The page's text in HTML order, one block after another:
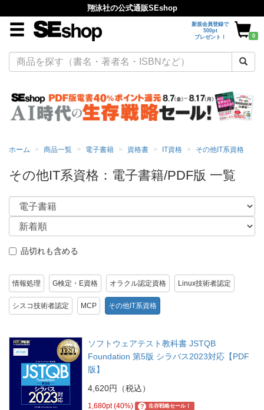
翔泳社の公式通販SEshop
新規会員登録で
500pt
プレゼント！
0
ホーム 商品一覧 電子書籍 資格書 IT資格 その他IT系資格
その他IT系資格：電子書籍/PDF版 一覧
品切れも含める
情報処理 G検定・E資格 オラクル認定資格 Linux技術者認定
シスコ技術者認定 MCP その他IT系資格
ソフトウェアテスト教科書 JSTQB
Foundation 第5版 シラバス2023対応【PDF
版】
4,620円（税込）
1,680pt (40%) ? 生存戦略セール！